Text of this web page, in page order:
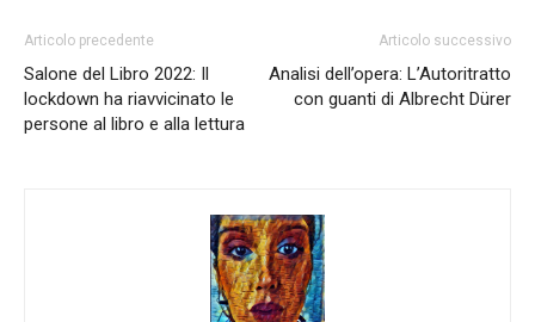
Articolo precedente
Salone del Libro 2022: Il
lockdown ha riavvicinato le
persone al libro e alla lettura
Articolo successivo
Analisi dell’opera: L’Autoritratto
con guanti di Albrecht Dürer